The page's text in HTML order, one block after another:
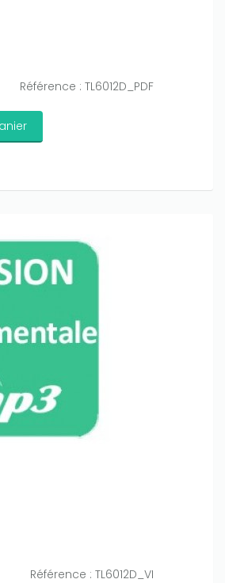
Référence : TL6012D_PDF
Référence : TL6012D_VI